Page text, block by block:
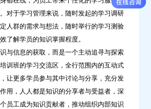
对于学习管理来说，随时发起的学习调研
人群的需求与想法，随时举行的学习测验
了解学员的知识掌握程度。
与信息的获取，而是一个主动追寻与探索
训班的学习交流区，全行范围内的互动式
让更多学员参与其中讨论与分享，充分发
用，人人都是知识的分享者与受益者，深
员工成为知识贡献者，推动组织内部知识